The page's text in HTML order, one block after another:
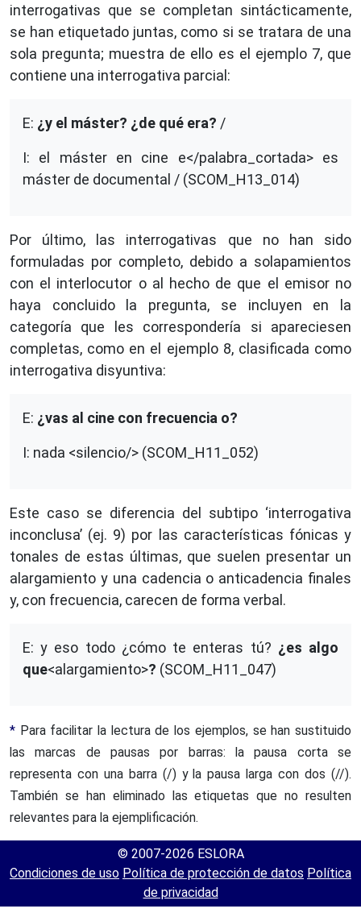
interrogativas que se completan sintácticamente,
se han etiquetado juntas, como si se tratara de una
sola pregunta; muestra de ello es el ejemplo 7, que
contiene una interrogativa parcial:
E: ¿y el máster? ¿de qué era? /
I: el máster en cine e</palabra_cortada> es
máster de documental / (SCOM_H13_014)
Por último, las interrogativas que no han sido
formuladas por completo, debido a solapamientos
con el interlocutor o al hecho de que el emisor no
haya concluido la pregunta, se incluyen en la
categoría que les correspondería si apareciesen
completas, como en el ejemplo 8, clasificada como
interrogativa disyuntiva:
E: ¿vas al cine con frecuencia o?
I: nada <silencio/> (SCOM_H11_052)
Este caso se diferencia del subtipo ‘interrogativa
inconclusa’ (ej. 9) por las características fónicas y
tonales de estas últimas, que suelen presentar un
alargamiento y una cadencia o anticadencia finales
y, con frecuencia, carecen de forma verbal.
E: y eso todo ¿cómo te enteras tú? ¿es algo
que<alargamiento>? (SCOM_H11_047)
* Para facilitar la lectura de los ejemplos, se han sustituido
las marcas de pausas por barras: la pausa corta se
representa con una barra (/) y la pausa larga con dos (//).
También se han eliminado las etiquetas que no resulten
relevantes para la ejemplificación.
© 2007-2026 ESLORA
Condiciones de uso Política de protección de datos Política
de privacidad